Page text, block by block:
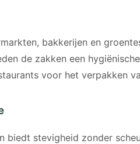
bakkerijen en
de zakken een
voor het verpakken
biedt stevigheid zonder